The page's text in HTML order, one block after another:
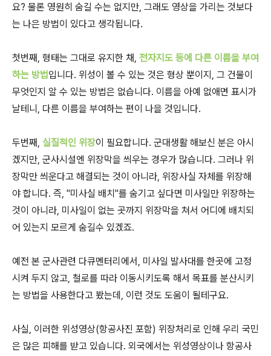
요? 물론 영원히 숨길 수는 없지만, 그래도 영상을 가리는 것보다
는 나은 방법이 있다고 생각됩니다.
첫번째, 형태는 그대로 유지한 채, 전자지도 등에 다른 이름을 부여
하는 방법 입니다. 위성이 볼 수 있는 것은 형상 뿐이지, 그 건물이
무엇인지 알 수 있는 방법은 없습니다. 이름을 아예 없애면 표시가
날테니, 다른 이름을 부여하는 편이 나을 것입니다.
두번째, 실질적인 위장이 필요합니다. 군대생활 해보신 분은 아시
겠지만, 군사시설엔 위장막을 씌우는 경우가 많습니다. 그러나 위
장막만 씌운다고 해결되는 것이 아니라, 위장사실 자체를 위장해
야 합니다. 즉, "미사실 배치"를 숨기고 싶다면 미사일만 위장하는
것이 아니라, 미사일이 없는 곳까지 위장막을 쳐서 어디에 배치되
어 있는지 모르게 숨길수 있겠죠.
예전 본 군사관련 다큐멘터리에서, 미사일 발사대를 한곳에 고정
시켜 두지 않고, 철로를 따라 이동시키도록 해서 목표를 분산시키
는 방법을 사용한다고 봤는데, 이런 것도 도움이 될테구요.
사실, 이러한 위성영상(항공사진 포함) 위장처리로 인해 우리 국민
은 많은 피해를 받고 있습니다. 외국에서는 위성영상이나 항공사